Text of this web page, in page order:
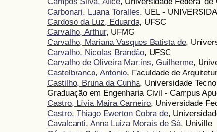
Carbonari, Luana Toralles, UEL -
Cardoso da Luz, Eduarda, UFSC
Carvalho, Arthur, UFMG
Carvalho, Mariana Vasques Batista de,
Carvalho, Nicolas Brandão, UFSC
Carvalho de Oliveira Martins, Guilherme,
Castelbranco, Antonio, Faculdade de
Castilho, Bruna da Cunha, Universidade
Graduação em Engenharia Civil - Campus
Castro, Lívia Maíra Carneiro, Universidade
Castro, Thiago Ewerton Cobra de,
Cavalcanti, Anna Luiza Morais de Sá, Univille